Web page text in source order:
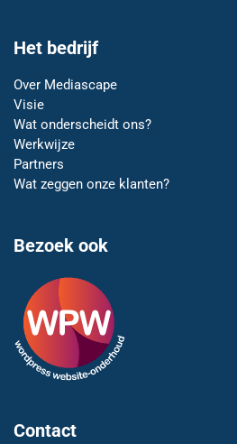
Het bedrijf
Over Mediascape
Visie
Wat onderscheidt ons?
Werkwijze
Partners
Wat zeggen onze klanten?
Bezoek ook
Contact